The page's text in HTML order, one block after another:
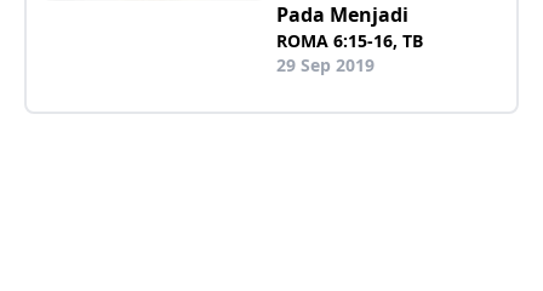
Pada Menjadi
ROMA 6:15-16, TB
29 Sep 2019